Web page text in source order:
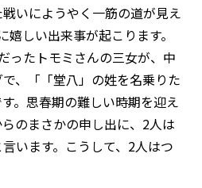
いにようやく一筋の道が見え
しい出来事が起こります。
ったトモミさんの三女が、中
、「「堂八」の姓を名乗りた
。思春期の難しい時期を迎え
のまさかの申し出に、2人は
います。こうして、2人はつ